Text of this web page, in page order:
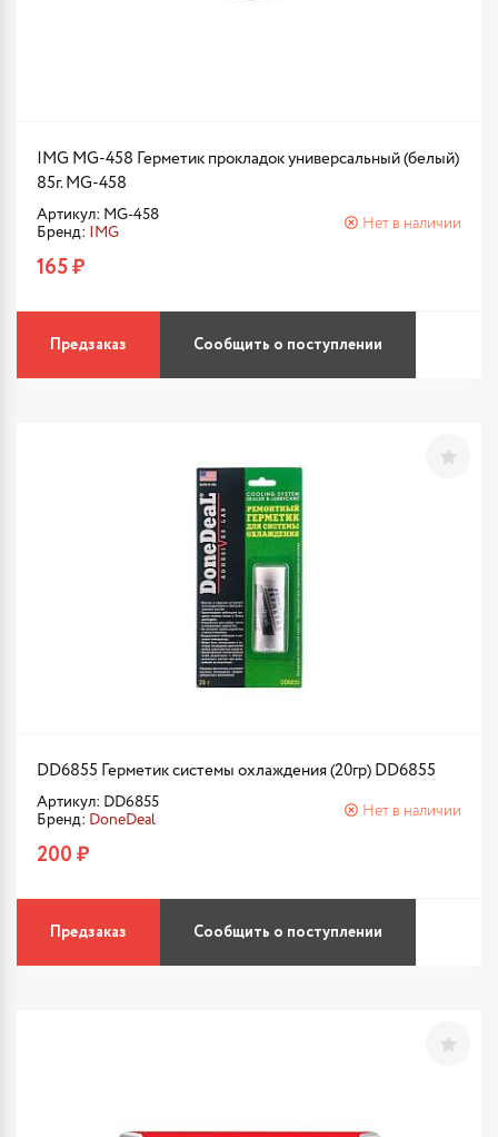
IMG MG-458 Герметик прокладок универсальный (белый)
85г. MG-458
Артикул: MG-458
Бренд:
IMG
Нет в наличии
165 ₽
Предзаказ Сообщить о поступлении
DD6855 Герметик системы охлаждения (20гр) DD6855
Артикул: DD6855
Бренд: DoneDeal
Нет в наличии
200 ₽
Предзаказ Сообщить о поступлении